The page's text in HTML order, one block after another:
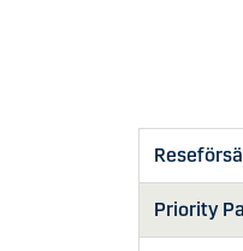
Priority